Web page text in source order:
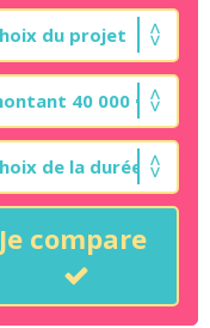
Je compare